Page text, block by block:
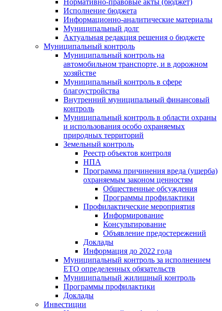
Нормативно-правовые акты (бюджет)
Исполнение бюджета
Информационно-аналитические материалы
Муниципальный долг
Актуальная редакция решения о бюджете
Муниципальный контроль
Муниципальный контроль на
автомобильном транспорте, и в дорожном
хозяйстве
Муниципальный контроль в сфере
благоустройства
Внутренний муниципальный финансовый
контроль
Муниципальный контроль в области охраны
и использования особо охраняемых
природных территорий
Земельный контроль
Реестр объектов контроля
НПА
Программа причинения вреда (ущерба)
охраняемым законом ценностям
Общественные обсуждения
Программы профилактики
Профилактические мероприятия
Информирование
Консультирование
Объявление предостережений
Доклады
Информация до 2022 года
Муниципальный контроль за исполнением
ЕТО определенных обязательств
Муниципальный жилищный контроль
Программы профилактики
Доклады
Инвестиции